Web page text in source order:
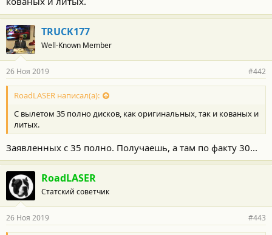
TRUCK177
Well-Known Member
26 Ноя 2019 #442
RoadLASER написал(а):
С вылетом 35 полно дисков, как оригинальных, так и кованых и
литых.
Заявленных с 35 полно. Получаешь, а там по факту 30...
RoadLASER
Статский советчик
26 Ноя 2019 #443